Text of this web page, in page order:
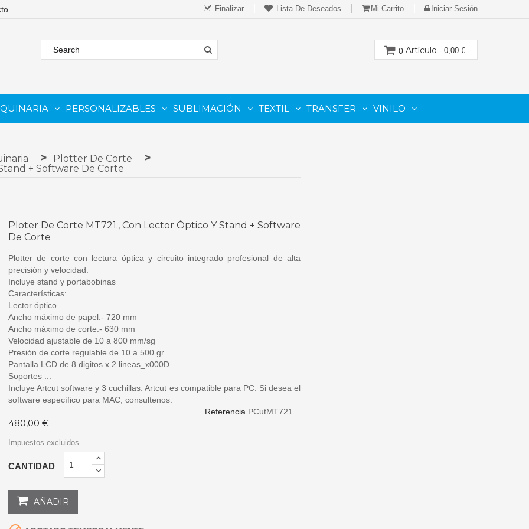
Finalizar Lista De Deseados Mi Carrito Iniciar Sesión
Artículo - 0,00 €
0
PERSONALIZABLES SUBLIMACIÓN TEXTIL TRANSFER VINILO
Plotter De Corte
+ Software De Corte
Ploter De Corte MT721., Con Lector Óptico Y Stand + Software
De Corte
Plotter de corte con lectura óptica y circuito integrado profesional de alta
precisión y velocidad.
Incluye stand y portabobinas
Características:
Lector óptico
Ancho máximo de papel.- 720 mm
Ancho máximo de corte.- 630 mm
Velocidad ajustable de 10 a 800 mm/sg
Presión de corte regulable de 10 a 500 gr
Pantalla LCD de 8 digitos x 2 lineas_x000D
Soportes ...
Incluye Artcut software y 3 cuchillas. Artcut es compatible para PC. Si desea el
software específico para MAC, consultenos.
Referencia PCutMT721
480,00 €
Impuestos excluidos
CANTIDAD
AÑADIR